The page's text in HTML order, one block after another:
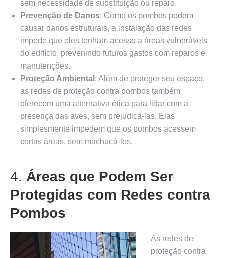
sem necessidade de substituição ou reparo.
Prevenção de Danos: Como os pombos podem
causar danos estruturais, a instalação das redes
impede que eles tenham acesso a áreas vulneráveis
do edifício, prevenindo futuros gastos com reparos e
manutenções.
Proteção Ambiental : Além de proteger seu espaço,
as redes de proteção contra pombos também
oferecem uma alternativa ética para lidar com a
presença das aves, sem prejudicá-las. Elas
simplesmente impedem que os pombos acessem
certas áreas, sem machucá-los.
4. Áreas que Podem Ser
Protegidas com Redes contra
Pombos
As redes de
proteção contra